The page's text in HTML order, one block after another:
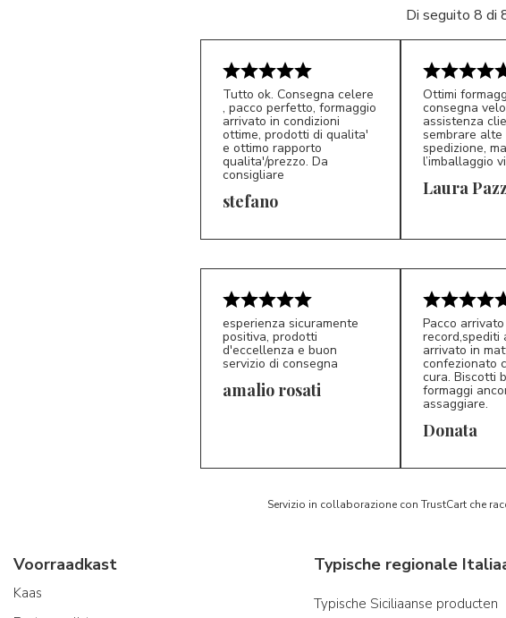
Di seguito 8 di
S*
Tutto ok. Consegna celere
, pacco perfetto, formaggio
arrivato in condizioni
ottime, prodotti di qualita'
e ottimo rapporto
qualita'/prezzo. Da
consigliare
stefano LP
Ottimi
consegna
assistenza
sembrare
spedizione,
l’imballaggio
Laura
esperienza sicuramente
positiva, prodotti
d'eccellenza e buon
servizio di consegna
amalio rosati
D*
Pacco
record,spediti
arrivato in
confezionato
cura. Biscotti
formaggi
assaggiare.
Donata
Servizio in collaborazione con TrustCart che
Voorraadkast
Kaas
Typische Siciliaanse producten